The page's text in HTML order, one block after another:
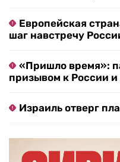
Европейская
шаг навстречу
«Пришло время»:
призывом к России
Израиль отверг